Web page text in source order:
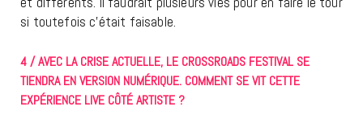
si toutefois c’était faisable.
4 / AVEC LA CRISE ACTUELLE, LE CROSSROADS FESTIVAL SE
TIENDRA EN VERSION NUMÉRIQUE. COMMENT SE VIT CETTE
EXPÉRIENCE LIVE CÔTÉ ARTISTE ?